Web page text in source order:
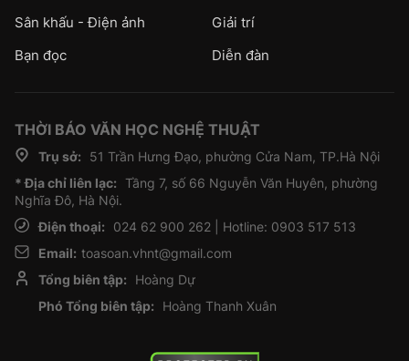
Sân khấu - Điện ảnh
Giải trí
Bạn đọc
Diễn đàn
THỜI BÁO VĂN HỌC NGHỆ THUẬT
Trụ sở:
51 Trần Hưng Đạo, phường Cửa Nam, TP.Hà Nội
* Địa chỉ liên lạc: Tầng 7, số 66 Nguyễn Văn Huyên, phường
Nghĩa Đô, Hà Nội.
Điện thoại:
024 62 900 262 | Hotline: 0903 517 513
Email: toasoan.vhnt@gmail.com
Tổng biên tập:
Hoàng Dự
Phó Tổng biên tập:
Hoàng Thanh Xuân